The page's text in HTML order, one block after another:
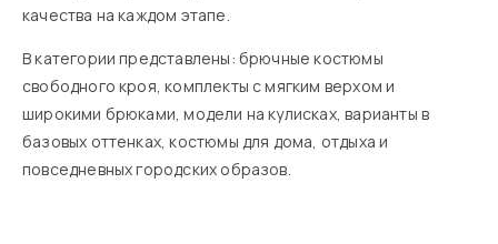
качества на каждом этапе.
В категории представлены: брючные костюмы
свободного кроя, комплекты с мягким верхом и
широкими брюками, модели на кулисках, варианты в
базовых оттенках, костюмы для дома, отдыха и
повседневных городских образов.